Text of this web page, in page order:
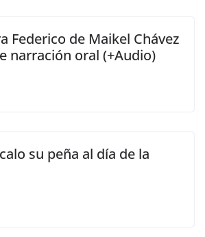
Federico de Maikel Chávez
narración oral (+Audio)
su peña al día de la